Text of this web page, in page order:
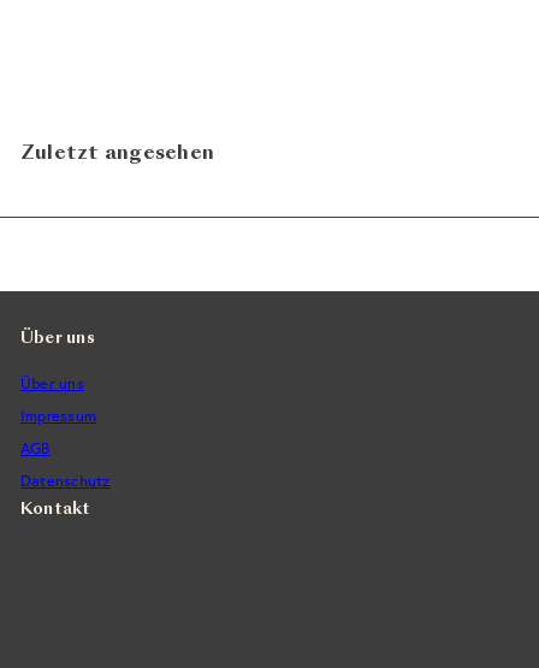
Zuletzt angesehen
Über uns
Über uns
Impressum
AGB
Datenschutz
Kontakt